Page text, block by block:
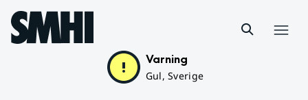
Hoppa till sidans innehåll
Varning
Gul, Sverige